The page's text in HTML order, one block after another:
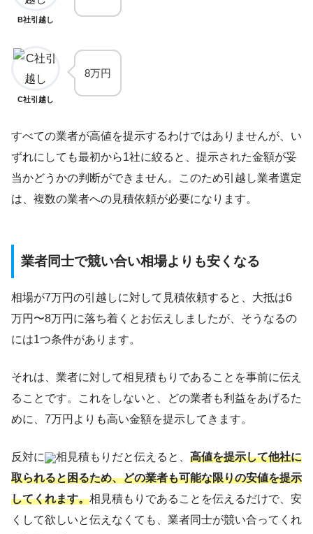
B社引越し
C社引越し
8万円
すべての業者が高値を提示するわけではありませんが、い
ずれにしても最初から1社に絞ると、提示された金額が妥
当かどうかの判断ができません。このため引越し業者選定
は、複数の業者への見積依頼が必要になります。
業者同士で競い合い相場よりも安くなる
相場が7万円の引越しに対して見積依頼すると、大抵は6
万円〜8万円に落ち着くとお伝えしましたが、そうなるの
には1つ条件があります。
それは、業者に対して相見積もりであることを事前に伝え
ることです。これをしないと、どの業者も利益をあげるた
めに、7万円よりも高い金額を提示してきます。
反対に 相見積もりだと伝えると、 高値を提示して他社に
取られると困るため、どの業者も可能な限りの安値を提示
してくれます。相見積もりであることを伝えるだけで、安
くして欲しいと伝えなくても、業者同士が競い合ってくれ